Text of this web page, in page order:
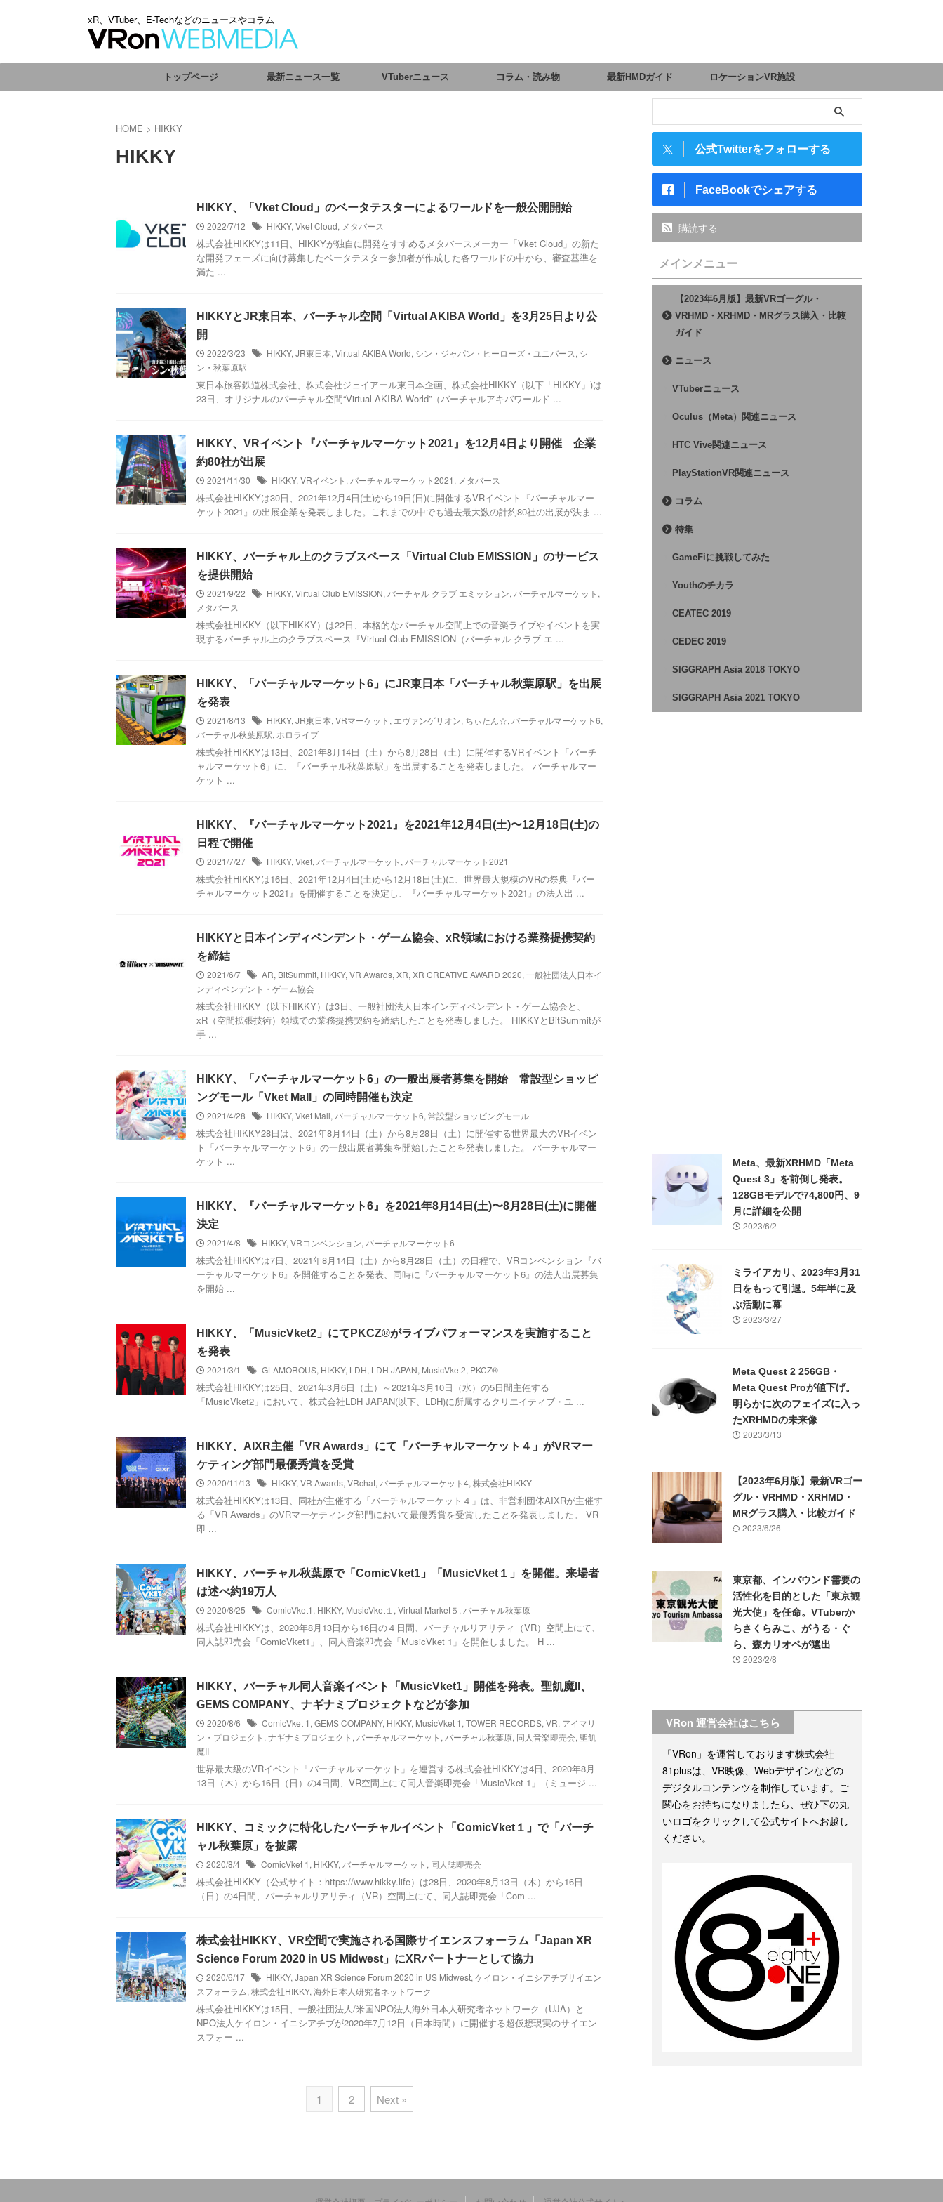
xR、VTuber、E-Techなどのニュースやコラム
トップページ 最新ニュース一覧 VTuberニュース コラム・読み物 最新HMDガイド ロケーションVR施設
HOME > HIKKY
HIKKY
HIKKY、「Vket Cloud」のベータテスターによるワールドを一般公開開始
2022/7/12
HIKKY, Vket Cloud, メタバース
株式会社HIKKYは11日、HIKKYが独自に開発をすすめるメタバースメーカー「Vket Cloud」の新た
な開発フェーズに向け募集したベータテスター参加者が作成した各ワールドの中から、審査基準を
満た ...
HIKKYとJR東日本、バーチャル空間「Virtual AKIBA World」を3月25日より公
開
2022/3/23
HIKKY, JR東日本, Virtual AKIBA World, シン・ジャパン・ヒーローズ・ユニバース, シ
ン・秋葉原駅
東日本旅客鉄道株式会社、株式会社ジェイアール東日本企画、株式会社HIKKY（以下「HIKKY」)は
23日、オリジナルのバーチャル空間“Virtual AKIBA World”（バーチャルアキバワールド ...
HIKKY、VRイベント『バーチャルマーケット2021』を12月4日より開催 企業
約80社が出展
2021/11/30
HIKKY, VRイベント , バーチャルマーケット2021 , メタバース
株式会社HIKKYは30日、2021年12月4日(土)から19日(日)に開催するVRイベント『バーチャルマー
ケット2021』の出展企業を発表しました。これまでの中でも過去最大数の計約80社の出展が決ま ...
HIKKY、バーチャル上のクラブスペース「Virtual Club EMISSION」のサービス
を提供開始
2021/9/22
HIKKY, Virtual Club EMISSION, バーチャル クラブ エミッション, バーチャルマーケット ,
メタバース
株式会社HIKKY（以下HIKKY）は22日、本格的なバーチャル空間上での音楽ライブやイベントを実
現するバーチャル上のクラブスペース『Virtual Club EMISSION（バーチャル クラブ エ ...
HIKKY、「バーチャルマーケット6」にJR東日本「バーチャル秋葉原駅」を出展
を発表
2021/8/13
HIKKY, JR東日本, VRマーケット , エヴァンゲリオン, ちぃたん☆, バーチャルマーケット6,
バーチャル秋葉原駅, ホロライブ
株式会社HIKKYは13日、2021年8⽉14⽇（⼟）から8⽉28⽇（⼟）に開催するVRイベント「バーチ
ャルマーケット6」に、「バーチャル秋葉原駅」を出展することを発表しました。 バーチャルマー
ケット ...
HIKKY、『バーチャルマーケット2021』を2021年12月4日(土)〜12月18日(土)の
日程で開催
2021/7/27
HIKKY, Vket, バーチャルマーケット , バーチャルマーケット2021
株式会社HIKKYは16日、2021年12月4日(土)から12月18日(土)に、世界最大規模のVRの祭典『バー
チャルマーケット2021』を開催することを決定し、『バーチャルマーケット2021』の法人出 ...
HIKKYと日本インディペンデント・ゲーム協会、xR領域における業務提携契約
を締結
2021/6/7
AR, BitSummit, HIKKY, VR Awards, XR, XR CREATIVE AWARD 2020, 一般社団法人日本イ
ンディペンデント・ゲーム協会
株式会社HIKKY（以下HIKKY）は3日、一般社団法人日本インディペンデント・ゲーム協会と、
xR（空間拡張技術）領域での業務提携契約を締結したことを発表しました。 HIKKYとBitSummitが
手 ...
HIKKY、「バーチャルマーケット6」の一般出展者募集を開始 常設型ショッピ
ングモール「Vket Mall」の同時開催も決定
2021/4/28
HIKKY, Vket Mall, バーチャルマーケット6, 常設型ショッピングモール
株式会社HIKKY28日は、2021年8月14日（土）から8月28日（土）に開催する世界最大のVRイベン
ト「バーチャルマーケット6」の一般出展者募集を開始したことを発表しました。 バーチャルマー
ケット ...
HIKKY、『バーチャルマーケット6』を2021年8月14日(土)〜8月28日(土)に開催
決定
2021/4/8
HIKKY, VRコンベンション, バーチャルマーケット6
株式会社HIKKYは7日、2021年8月14日（土）から8月28日（土）の日程で、VRコンベンション『バ
ーチャルマーケット6』を開催することを発表、同時に『バーチャルマーケット6』の法人出展募集
を開始 ...
HIKKY、「MusicVket2」にてPKCZ®がライブパフォーマンスを実施すること
を発表
2021/3/1
GLAMOROUS, HIKKY, LDH, LDH JAPAN, MusicVket2, PKCZ®
株式会社HIKKYは25日、2021年3月6日（土）～2021年3月10日（水）の5日間主催する
「MusicVket2」において、株式会社LDH JAPAN(以下、LDH)に所属するクリエイティブ・ユ ...
HIKKY、AIXR主催「VR Awards」にて「バーチャルマーケット４」がVRマー
ケティング部門最優秀賞を受賞
2020/11/13
HIKKY, VR Awards, VRchat, バーチャルマーケット4, 株式会社HIKKY
株式会社HIKKYは13日、同社が主催する「バーチャルマーケット４」は、非営利団体AIXRが主催す
る「VR Awards」のVRマーケティング部門において最優秀賞を受賞したことを発表しました。 VR
即 ...
HIKKY、バーチャル秋葉原で「ComicVket1」「MusicVket１」を開催。来場者
は述べ約19万人
2020/8/25
ComicVket1 , HIKKY, MusicVket１ , Virtual Market５ , バーチャル秋葉原
株式会社HIKKYは、2020年8月13日から16日の４日間、バーチャルリアリティ（VR）空間上にて、
同人誌即売会「ComicVket1」、同人音楽即売会「MusicVket 1」を開催しました。 H ...
HIKKY、バーチャル同人音楽イベント「MusicVket1」開催を発表。聖飢魔II、
GEMS COMPANY、ナギナミプロジェクトなどが参加
2020/8/6
ComicVket 1 , GEMS COMPANY, HIKKY, MusicVket 1 , TOWER RECORDS, VR, アイマリ
ン・プロジェクト , ナギナミプロジェクト , バーチャルマーケット , バーチャル秋葉原, 同人音楽即売会, 聖飢
魔II
世界最大級のVRイベント「バーチャルマーケット」を運営する株式会社HIKKYは4日、2020年8月
13日（木）から16日（日）の4日間、VR空間上にて同人音楽即売会「MusicVket 1」（ミュージ ...
HIKKY、コミックに特化したバーチャルイベント「ComicVket１」で「バーチ
ャル秋葉原」を披露
2020/8/4
ComicVket 1 , HIKKY, バーチャルマーケット , 同人誌即売会
株式会社HIKKY（公式サイト：https://www.hikky.life）は28日、2020年8月13日（木）から16日
（日）の4日間、バーチャルリアリティ（VR）空間上にて、同人誌即売会「Com ...
株式会社HIKKY、VR空間で実施される国際サイエンスフォーラム「Japan XR
Science Forum 2020 in US Midwest」にXRパートナーとして協力
2020/6/17
HIKKY, Japan XR Science Forum 2020 in US Midwest, ケイロン・イニシアチブサイエン
スフォーラム, 株式会社HIKKY, 海外日本人研究者ネットワーク
株式会社HIKKYは15日、一般社団法人/米国NPO法人海外日本人研究者ネットワーク（UJA）と
NPO法人ケイロン・イニシアチブが2020年7月12日（日本時間）に開催する超仮想現実のサイエン
スフォー ...
1 2 Next »
公式Twitterをフォローする
FaceBookでシェアする
購読する
メインメニュー
【2023年6月版】最新VRゴーグル・
VRHMD・XRHMD・MRグラス購入・比較
ガイド
ニュース
VTuberニュース
Oculus（Meta）関連ニュース
HTC Vive関連ニュース
PlayStationVR関連ニュース
コラム
特集
GameFiに挑戦してみた
Youthのチカラ
CEATEC 2019
CEDEC 2019
SIGGRAPH Asia 2018 TOKYO
SIGGRAPH Asia 2021 TOKYO
Meta、最新XRHMD「Meta
Quest 3」を前倒し発表。
128GBモデルで74,800円、9
月に詳細を公開
2023/6/2
ミライアカリ、2023年3月31
日をもって引退。5年半に及
ぶ活動に幕
2023/3/27
Meta Quest 2 256GB・
Meta Quest Proが値下げ。
明らかに次のフェイズに入っ
たXRHMDの未来像
2023/3/13
【2023年6月版】最新VRゴー
グル・VRHMD・XRHMD・
MRグラス購入・比較ガイド
2023/6/26
東京都、インバウンド需要の
活性化を目的とした「東京観
光大使」を任命。VTuberか
らさくらみこ、がうる・ぐ
ら、森カリオペが選出
2023/2/8
VRon 運営会社はこちら
「VRon」を運営しております株式会社
81plusは、VR映像、Webデザインなどの
デジタルコンテンツを制作しています。ご
関心をお持ちになりましたら、ぜひ下の丸
いロゴをクリックして公式サイトへお越し
ください。